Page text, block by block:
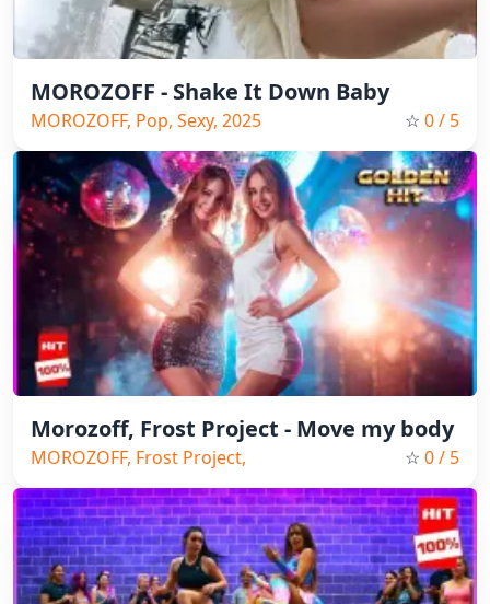
MOROZOFF - Shake It Down Baby
MOROZOFF, Pop, Sexy, 2025 ☆ 0/ 5
Morozoff, Frost Project - Move my body
MOROZOFF, Frost Project,
Eurodance, 2025
☆ 0/ 5